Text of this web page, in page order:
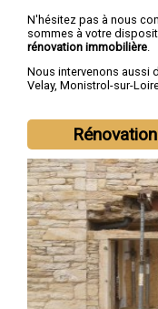
N'hésitez pas à nous
sommes à votre
rénovation immobilière
Nous intervenons aussi
Velay, Monistrol-sur-